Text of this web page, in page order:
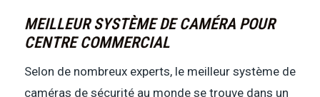
MEILLEUR SYSTÈME DE CAMÉRA POUR
CENTRE COMMERCIAL
Selon de nombreux experts, le meilleur système de
caméras de sécurité au monde se trouve dans un